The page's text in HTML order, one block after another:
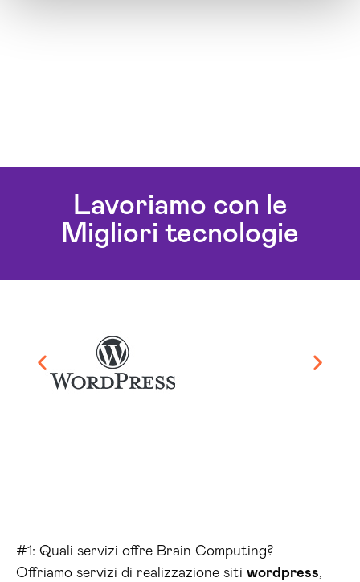
Lavoriamo con le
Migliori tecnologie
#1: Quali servizi offre Brain Computing?
Offriamo servizi di realizzazione siti wordpress,